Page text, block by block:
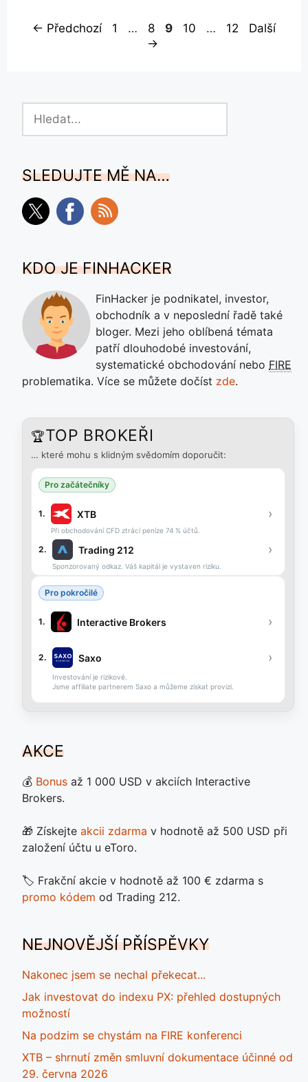
← Předchozí Stránka
1 … Stránka
8 Stránka
9 Stránka
10 … Stránka
12
Další
→
SLEDUJTE MĚ NA…
KDO JE FINHACKER
FinHacker je podnikatel, investor,
obchodník a v neposlední řadě také
bloger. Mezi jeho oblíbená témata
patří dlouhodobé investování,
systematické obchodování nebo FIRE
problematika. Více se můžete dočíst zde.
🏆TOP BROKEŘI
… které mohu s klidným svědomím doporučit:
Pro začátečníky
1. XTB ›
Při obchodování CFD ztrácí peníze 74 % účtů.
2. Trading 212 ›
Sponzorovaný odkaz. Váš kapitál je vystaven riziku.
Pro pokročilé
1. Interactive Brokers ›
2. Saxo ›
Investování je rizikové.
Jsme affiliate partnerem Saxo a můžeme získat provizi.
AKCE
💰 Bonus až 1 000 USD v akciích Interactive
Brokers.
🎁 Získejte akcii zdarma v hodnotě až 500 USD při
založení účtu u eToro.
🏷️ Frakční akcie v hodnotě až 100 € zdarma s
promo kódem od Trading 212.
NEJNOVĚJŠÍ PŘÍSPĚVKY
Nakonec jsem se nechal překecat...
Jak investovat do indexu PX: přehled dostupných
možností
Na podzim se chystám na FIRE konferenci
XTB – shrnutí změn smluvní dokumentace účinné od
29. června 2026